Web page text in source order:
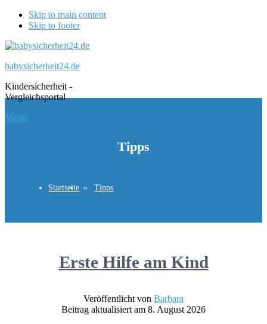
Skip to main content
Skip to footer
babysicherheit24.de
Kindersicherheit -
Vergleichsportal
Menu
Tipps
Startseite Tipps
Erste Hilfe am Kind
Veröffentlicht von Barbara
Beitrag aktualisiert am 8. August 2026